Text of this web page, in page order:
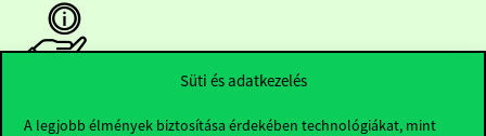
Süti és adatkezelés
A legjobb élmények biztosítása érdekében technológiákat, mint